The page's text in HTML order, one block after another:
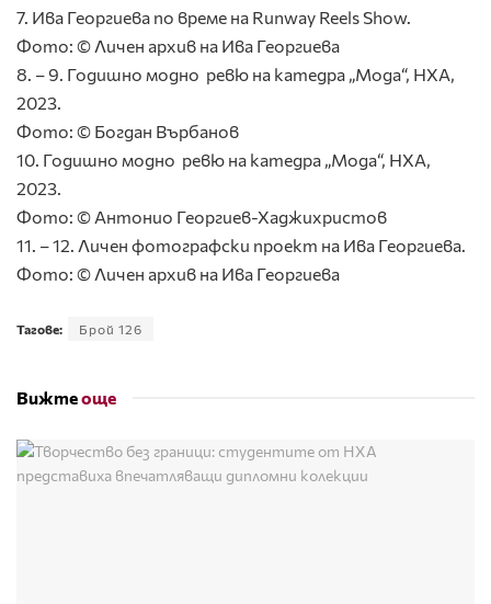
7. Ива Георгиева по време на Runway Reels Show.
Фото: © Личен архив на Ива Георгиева
8. – 9. Годишно модно ревю на катедра „Мода“, НХА,
2023.
Фото: © Богдан Върбанов
10. Годишно модно ревю на катедра „Мода“, НХА,
2023.
Фото: © Антонио Георгиев-Хаджихристов
11. – 12. Личен фотографски проект на Ива Георгиева.
Фото: © Личен архив на Ива Георгиева
Тагове: Брой 126
Вижтеоще